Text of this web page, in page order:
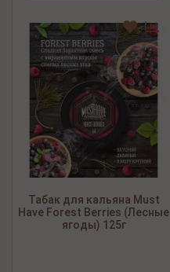
Табак для кальяна Must
Have Forest Berries (Лесные
ягоды) 125г